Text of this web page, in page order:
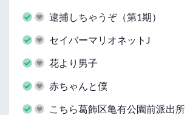
逮捕しちゃうぞ（第1期）
セイバーマリオネットJ
花より男子
赤ちゃんと僕
こちら葛飾区亀有公園前派出所